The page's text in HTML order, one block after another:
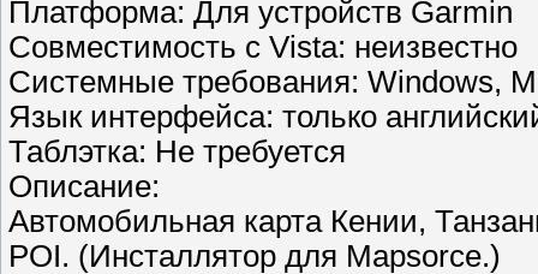
Платформа: Для устройств Garmin
Совместимость с Vista: неизвестно
Системные требования: Windows,
Язык интерфейса: только
Таблэтка: Не требуется
Описание:
Автомобильная карта Кении,
POI. (Инсталлятор для Mapsorce.)